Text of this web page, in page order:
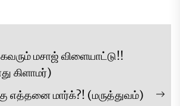
மசாஜ் விளையாட்டு!!
கிளாமர்)
எத்தனை மார்க்?! (மருத்துவம்)